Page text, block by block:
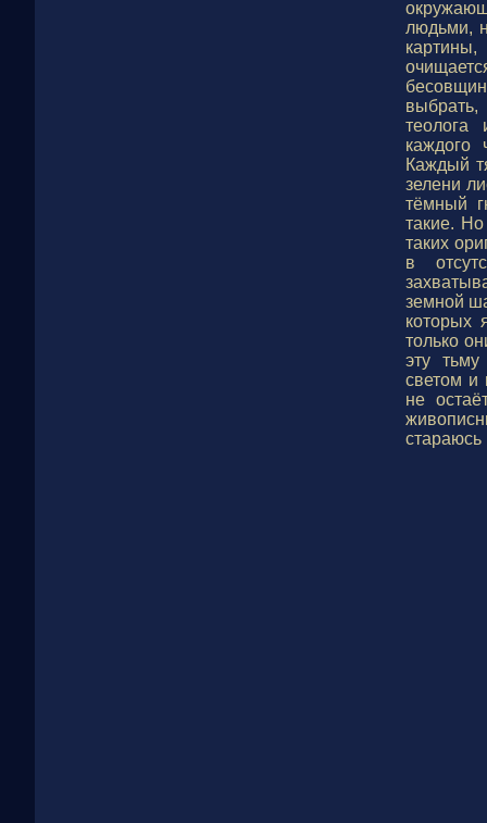
людьми,
выбрать,
теолога
каждого
Каждый
зелени
тёмный
такие.
таких
в
земной
которых
только
эту
светом и
не
стараюсь